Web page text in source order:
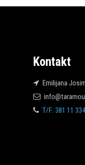
Kontakt
Emilijana
T/F: 381 11